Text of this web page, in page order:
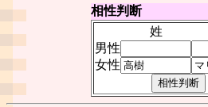
相性判断
姓
男性
女性